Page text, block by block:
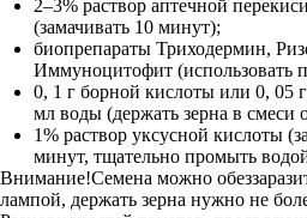
2–3% раствор аптечной
(замачивать 10 минут);
биопрепараты Триходермин,
Иммуноцитофит (использовать
0, 1 г борной кислоты или 0, 05
мл воды (держать зерна в смеси
1% раствор уксусной кислоты
минут, тщательно промыть
Внимание!Семена можно
лампой, держать зерна нужно не